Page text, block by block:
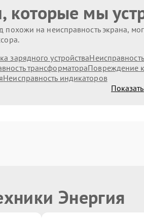
которые мы
на неисправность экрана,
зарядного устройства
трансформатораПовреждение
Неисправность индикаторов
Энергия